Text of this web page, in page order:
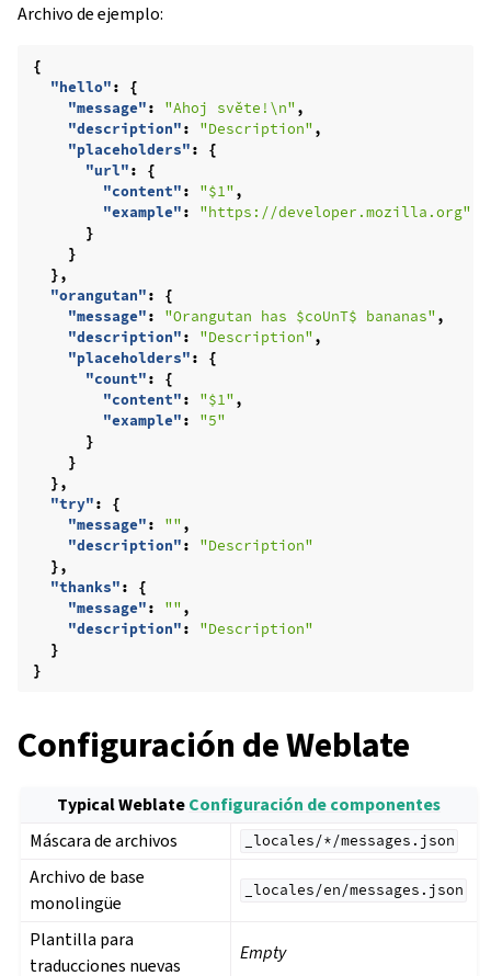
navigation of Instrucciones de configuración
Archivo de ejemplo:
{
"hello":
{
"message": "Ahoj světe!\n",
"description": "Description",
"placeholders":
{
"url":
{
"content": "$1",
"example":
"https://developer.mozilla.org"
}
}
},
"orangutan":
{
"message": "Orangutan has $coUnT$ bananas",
"description": "Description",
"placeholders":
{
"count":
{
"content": "$1",
"example":
"5"
}
}
},
"try":
{
"message": "",
"description":
"Description"
},
"thanks":
{
"message": "",
"description":
"Description"
}
}
Configuración de Weblate
Typical WeblateConfiguración de componentes
Máscara de archivos
_locales/*/messages.json
Archivo de base
monolingüe
_locales/en/messages.json
Plantilla para
traducciones nuevas
Empty